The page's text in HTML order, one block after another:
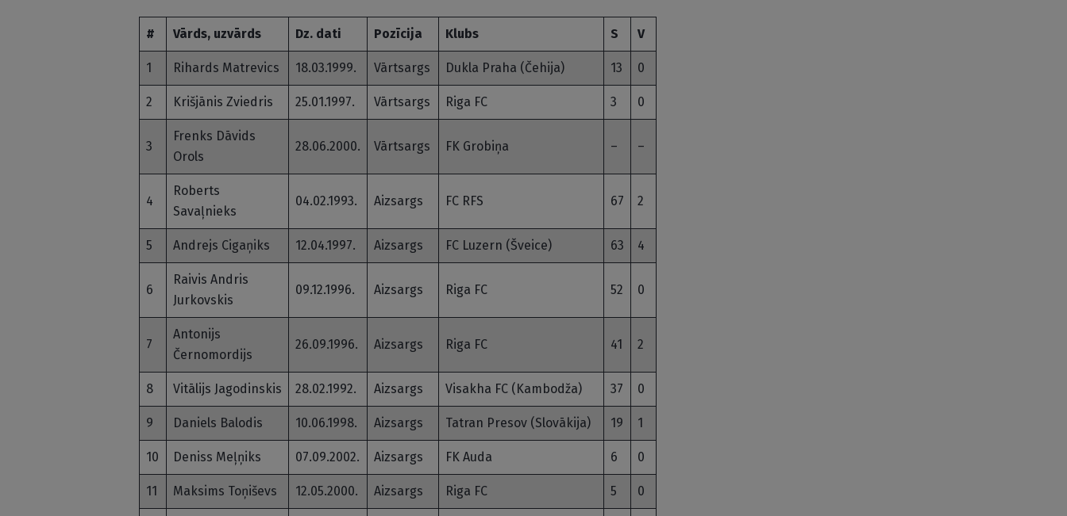
# Vārds, uzvārds Dz. dati Pozīcija Klubs S V
1 Rihards Matrevics 18.03.1999. Vārtsargs Dukla Praha (Čehija) 13 0
2 Krišjānis Zviedris 25.01.1997. Vārtsargs Riga FC 3 0
3
Frenks Dāvids
Orols
28.06.2000. Vārtsargs FK Grobiņa – –
4
Roberts
Savaļnieks
04.02.1993. Aizsargs FC RFS 67 2
5 Andrejs Cigaņiks 12.04.1997. Aizsargs FC Luzern (Šveice) 63 4
6
Raivis Andris
Jurkovskis
09.12.1996. Aizsargs Riga FC 52 0
7
Antonijs
Černomordijs
26.09.1996. Aizsargs Riga FC 41 2
8 Vitālijs Jagodinskis 28.02.1992. Aizsargs Visakha FC (Kambodža) 37 0
9 Daniels Balodis 10.06.1998. Aizsargs Tatran Presov (Slovākija) 19 1
10 Deniss Meļņiks 07.09.2002. Aizsargs FK Auda 6 0
11 Maksims Toņiševs 12.05.2000. Aizsargs Riga FC 5 0